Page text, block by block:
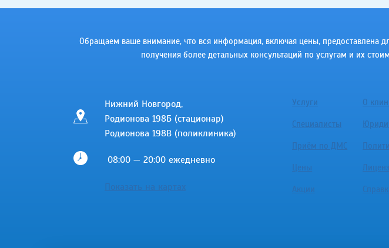
Обращаем ваше внимание, что вся информация, включая цены, предоставлена
получения более детальных консультаций по услугам и их
Нижний Новгород,
Родионова 198Б (стационар)
Родионова 198В (поликлиника)
08:00 — 20:00 ежедневно
Показать на картах
Услуги О
Специалисты
Приём по ДМС
Цены
Акции